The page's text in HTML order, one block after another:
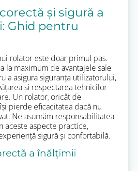
și sigură a
Ghid pentru
rolator este doar primul pas.
la maximum de avantajele sale
a asigura siguranța utilizatorului,
și respectarea tehnicilor
Un rolator, oricât de
pierde eficacitatea dacă nu
Ne asumăm responsabilitatea
aceste aspecte practice,
sigură și confortabilă.
a înălțimii